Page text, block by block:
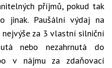
příjmů, pokud tak
jinak. Paušální výdaj na
za 3 vlastní silniční
nebo nezahrnutá do
v nájmu za zdaňovací